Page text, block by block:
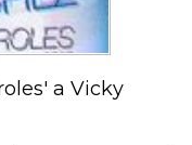
a Vicky